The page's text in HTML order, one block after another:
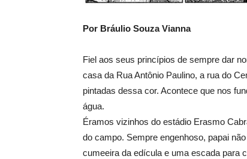
Por Bráulio Souza Vianna
Fiel aos seus princípios de sempre dar
casa da Rua Antônio Paulino, a rua do
pintadas dessa cor. Acontece que nos
água.
Éramos vizinhos do estádio Erasmo
do campo. Sempre engenhoso, papai
cumeeira da edícula e uma escada para